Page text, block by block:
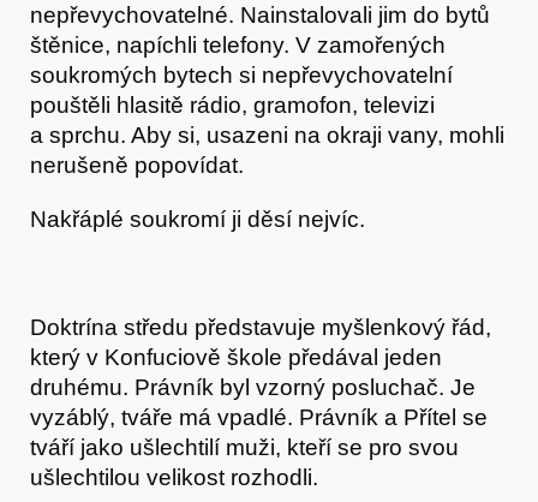
nepřevychovatelné. Nainstalovali jim do bytů
štěnice, napíchli telefony. V zamořených
soukromých bytech si nepřevychovatelní
pouštěli hlasitě rádio, gramofon, televizi
a sprchu. Aby si, usazeni na okraji vany, mohli
nerušeně popovídat.
Nakřáplé soukromí ji děsí nejvíc.
Doktrína středu představuje myšlenkový řád,
který v Konfuciově škole předával jeden
druhému. Právník byl vzorný posluchač. Je
vyzáblý, tváře má vpadlé. Právník a Přítel se
tváří jako ušlechtilí muži, kteří se pro svou
ušlechtilou velikost rozhodli.